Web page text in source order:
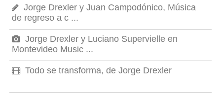
Jorge Drexler y Juan Campodónico, Música
de regreso a c ...
Jorge Drexler y Luciano Supervielle en
Montevideo Music ...
Todo se transforma, de Jorge Drexler